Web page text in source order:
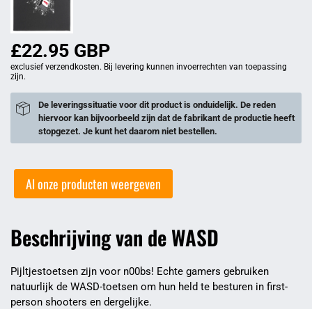
£22.95 GBP
exclusief verzendkosten. Bij levering kunnen invoerrechten van toepassing
zijn.
De leveringssituatie voor dit product is onduidelijk. De reden
hiervoor kan bijvoorbeeld zijn dat de fabrikant de productie heeft
stopgezet. Je kunt het daarom niet bestellen.
Al onze producten weergeven
Beschrijving van de WASD
Pijltjestoetsen zijn voor n00bs! Echte gamers gebruiken
natuurlijk de WASD-toetsen om hun held te besturen in first-
person shooters en dergelijke.